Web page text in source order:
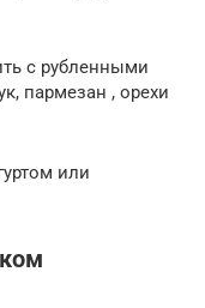
с рубленными
пармезан , орехи
или